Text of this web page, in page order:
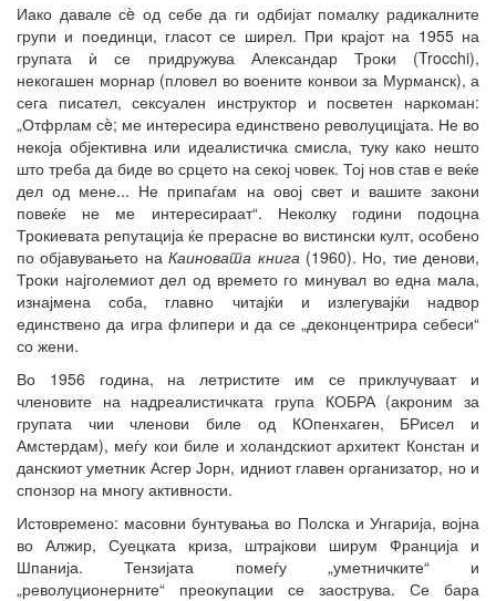
Иако давале сè од себе да ги одбијат помалку радикалните
групи и поединци, гласот се ширел. При крајот на 1955 на
групата ѝ се придружува Александар Троки (Trocchi),
некогашен морнар (пловел во воените конвои за Мурманск), а
сега писател, сексуален инструктор и посветен наркоман:
„Отфрлам сè; ме интересира единствено револуцицјата. Не во
некоја објективна или идеалистичка смисла, туку како нешто
што треба да биде во срцето на секој човек. Тој нов став е веќе
дел од мене... Не припаѓам на овој свет и вашите закони
повеќе не ме интересираат“. Неколку години подоцна
Трокиевата репутација ќе прерасне во вистински култ, особено
по објавувањето наКаиновата книга (1960). Но, тие денови,
Троки најголемиот дел од времето го минувал во една мала,
изнајмена соба, главно читајќи и излегувајќи надвор
единствено да игра флипери и да се „деконцентрира себеси“
со жени.
Во 1956 година, на летристите им се приклучуваат и
членовите на надреалистичката група КОБРА (акроним за
групата чии членови биле од КОпенхаген, БРисел и
Амстердам), меѓу кои биле и холандскиот архитект Констан и
данскиот уметник Асгер Јорн, идниот главен организатор, но и
спонзор на многу активности.
Истовремено: масовни бунтувања во Полска и Унгарија, војна
во Алжир, Суецката криза, штрајкови ширум Франција и
Шпанија. Тензијата помеѓу „уметничките“ и
„револуционерните“ преокупации се заострува. Се бара